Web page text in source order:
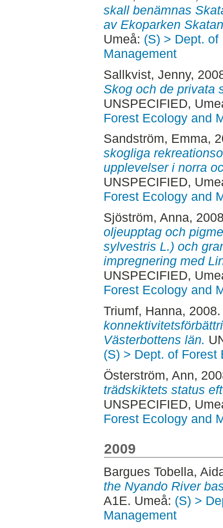
skall benämnas
av Ekoparken
Umeå: (S) > Dept.
Management
Sallkvist, Jenny,
Skog och de privata
UNSPECIFIED,
Forest Ecology and
Sandström, Emma,
skogliga
upplevelser i norra
UNSPECIFIED,
Forest Ecology and
Sjöström, Anna,
oljeupptag och
sylvestris L.) och
impregnering med
UNSPECIFIED,
Forest Ecology and
Triumf, Hanna,
Västerbottens län.
(S) > Dept. of Forest
Österström, Ann,
trädskiktets status
UNSPECIFIED,
Forest Ecology and
2009
Bargues Tobella,
the Nyando River
A1E. Umeå: (S) >
Management